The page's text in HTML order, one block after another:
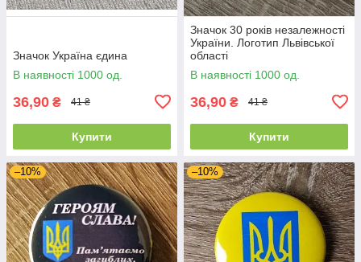
Значок Україна єдина
В наявності 1000 од.
36,90 ₴ 41 ₴
Купити
Значок 30 років незалежності
України. Логотип Львівської
області
В наявності 1000 од.
36,90 ₴ 41 ₴
Купити
–10% –10%